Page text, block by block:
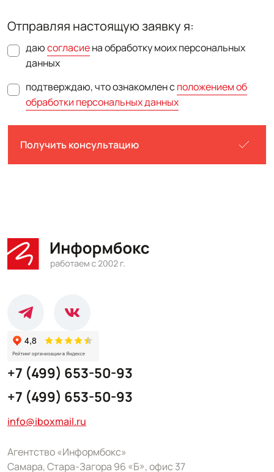
Отправляя настоящую заявку я:
даюсогласиена обработку моих персональных
данных
подтверждаю, что ознакомлен сположением об
обработки персональных данных
Получить консультацию
Агентство «Информбокс»
Самара, Стара-Загора 96 «Б», офис 37
+7 (499) 653-50-93
+7 (499) 653-50-93
info@iboxmail.ru